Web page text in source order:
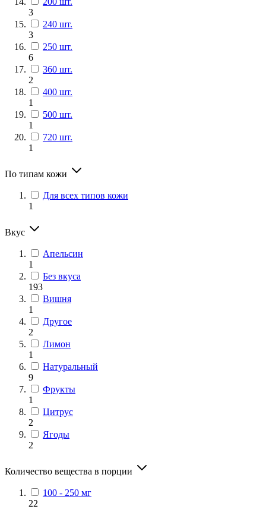
3
240 шт.
3
250 шт.
6
360 шт.
2
400 шт.
1
500 шт.
1
720 шт.
1
По типам кожи
Для всех типов кожи
1
Вкус
Апельсин
1
Без вкуса
193
Вишня
1
Другое
2
Лимон
1
Натуральный
9
Фрукты
1
Цитрус
2
Ягоды
2
Количество вещества в порции
100 - 250 мг
22